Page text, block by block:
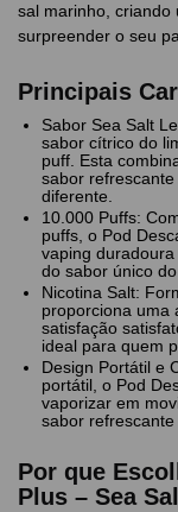
sal marinho, criando
surpreender o seu
Principais
Sabor Sea Salt
sabor cítrico do
puff. Esta
sabor
diferente.
10.000 Puffs:
puffs, o Pod
vaping
do sabor único
Nicotina Salt:
proporciona uma
satisfação
ideal para quem
Design Portátil e
portátil, o Pod
vaporizar em
sabor refrescante
Por que
Plus – Sea